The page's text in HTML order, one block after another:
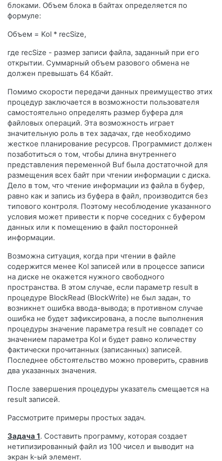
блоками. Объем блока в байтах определяется по
формуле:
Объем = Kol * recSize,
где recSize - размер записи файла, заданный при его
открытии. Суммарный объем разового обмена не
должен превышать 64 Кбайт.
Помимо скорости передачи данных преимущество этих
процедур заключается в возможности пользователя
самостоятельно определять размер буфера для
файловых операций. Эта возможность играет
значительную роль в тех задачах, где необходимо
жесткое планирование ресурсов. Программист должен
позаботиться о том, чтобы длина внутреннего
представления переменной Buf была достаточной для
размещения всех байт при чтении информации с диска.
Дело в том, что чтение информации из файла в буфер,
равно как и запись из буфера в файл, производится без
типового контроля. Поэтому несоблюдение указанного
условия может привести к порче соседних с буфером
данных или к помещению в файл посторонней
информации.
Возможна ситуация, когда при чтении в файле
содержится менее Kol записей или в процессе записи
на диске не окажется нужного свободного
пространства. В этом случае, если параметр result в
процедуре BlockRead (BlockWrite) не был задан, то
возникнет ошибка ввода-вывода; в противном случае
ошибка не будет зафиксирована, а после выполнения
процедуры значение параметра result не совпадет со
значением параметра Kol и будет равно количеству
фактически прочитанных (записанных) записей.
Последнее обстоятельство можно проверить, сравнив
два указанных значения.
После завершения процедуры указатель смещается на
result записей.
Рассмотрите примеры простых задач.
Задача 1. Составить программу, которая создает
нетипизированный файл из 100 чисел и выводит на
экран k-ый элемент.